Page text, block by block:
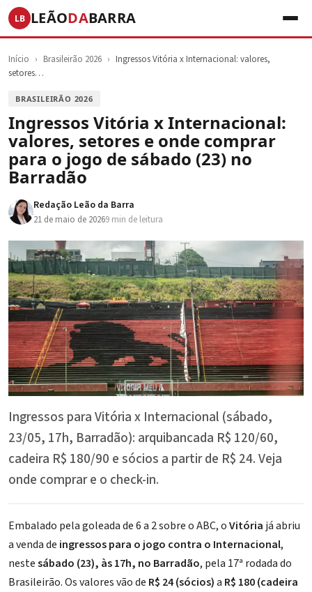
LB LEÃODABARRA
Início › Brasileirão 2026 › Ingressos Vitória x Internacional: valores,
setores…
BRASILEIRÃO 2026
Ingressos Vitória x Internacional:
valores, setores e onde comprar
para o jogo de sábado (23) no
Barradão
Redação Leão da Barra
21 de maio de 20269 min de leitura
Ingressos para Vitória x Internacional (sábado,
23/05, 17h, Barradão): arquibancada R$ 120/60,
cadeira R$ 180/90 e sócios a partir de R$ 24. Veja
onde comprar e o check-in.
Embalado pela goleada de 6 a 2 sobre o ABC, oVitória já abriu
a venda de ingressos para o jogo contra o Internacional,
nestesábado (23), às 17h, no Barradão, pela 17ª rodada do
Brasileirão. Os valores vão de R$ 24 (sócios)a R$ 180 (cadeira